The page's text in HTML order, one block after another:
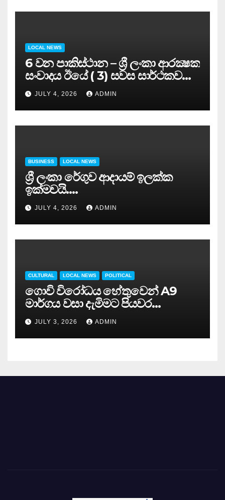
LOCAL NEWS
6 වන පාකිස්ථාන – ශ්‍රී ලංකා ආරක්‍ෂක
සංවාදය ඊයේ ( 3) සවස සාර්ථකව
අවසන් කරයි..
JULY 4, 2026 ADMIN
BUSINESS LOCAL NEWS
ශ්‍රී ලංකා රේගුව ආදායම් ඉලක්ක
ඉක්මවයි….
JULY 4, 2026 ADMIN
CULTURAL LOCAL NEWS POLITICAL
ගොවි විරෝධය හේතුවෙන් A9
මාර්ගය වසා දැමිමට පියවර…
JULY 3, 2026 ADMIN